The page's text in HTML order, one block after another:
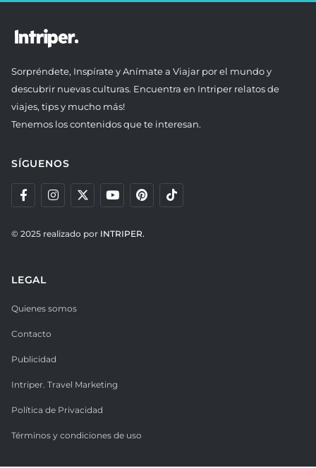
Sorpréndete, Inspírate y Anímate a Viajar por el mundo y
descubrir nuevas culturas. Encuentra en Intriper relatos de
viajes, tips y mucho más!
Tenemos los contenidos que te interesan.
SÍGUENOS
© 2025 realizado por INTRIPER.
LEGAL
Quienes somos
Contacto
Publicidad
Intriper. Travel Marketing
Política de Privacidad
Términos y condiciones de uso